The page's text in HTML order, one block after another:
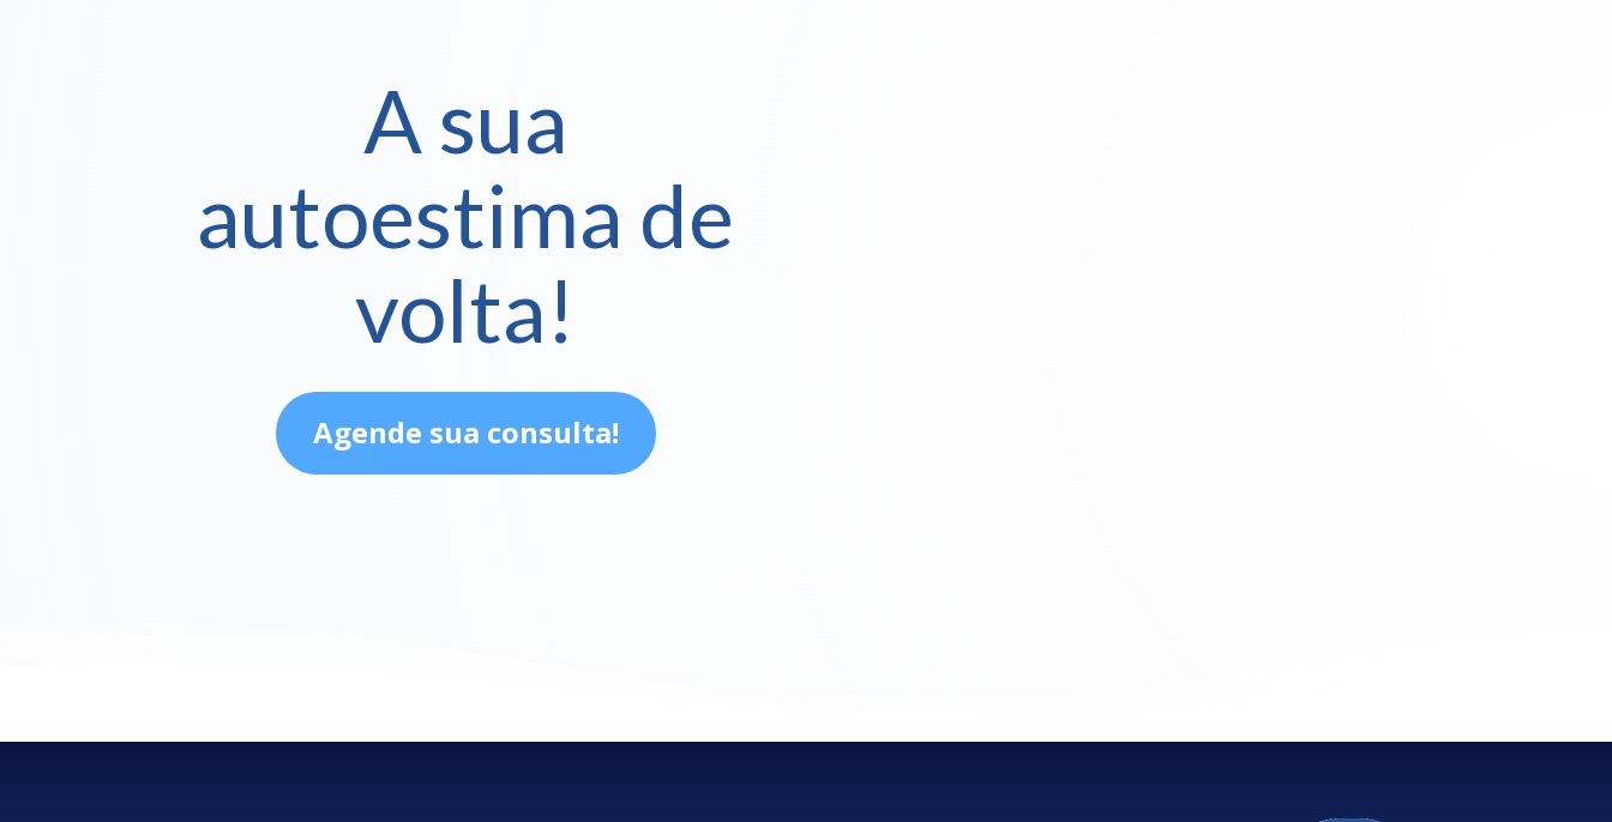
A sua
autoestima de
volta!
Agende sua consulta!